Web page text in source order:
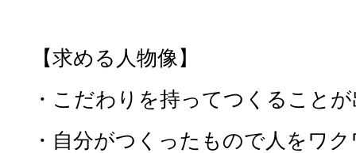
【求める人物像】
・こだわりを持ってつくること
・自分がつくったもので人をワ